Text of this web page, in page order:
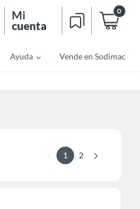
Mi
cuenta
0
Ayuda Vende en Sodimac
1 2